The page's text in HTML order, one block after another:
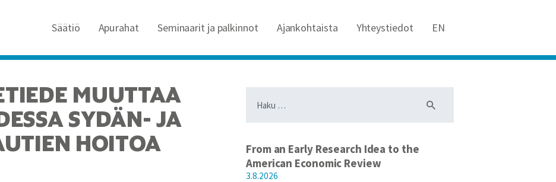
Säätiö Apurahat Seminaarit ja palkinnot Ajankohtaista Yhteystiedot EN
MUUTTAA
SYDÄN- JA
HOITOA
From an Early Research Idea to the
American Economic Review
3.8.2026